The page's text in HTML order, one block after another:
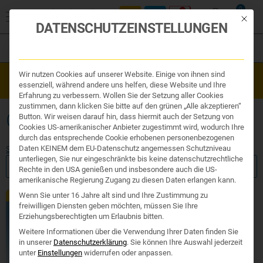
0
Organe & Organ Uhr
Traditionelle Medizin
Nahrungsergänzung
Kosmetik und Hygiene
Ihr Apotheker
Westend Online-Shop: Sicher, schnell und 24/7 für Sie da!
Gratisversand ab €50
GESUNDE HAARE
Start/ Produkte verschlagwortet mit „gesunde Haare“
FILTER ANZEIGEN
Exklusiv
Mit
DATENSCHUTZEINSTELLUNGEN
Wir nutzen Cookies auf unserer Website. Einige von ihnen sind
essenziell, während andere uns helfen, diese Website und Ihre
Erfahrung zu verbessern. Wollen Sie der Setzung aller Cookies
zustimmen, dann klicken Sie bitte auf den grünen „Alle akzeptieren“
Button. Wir weisen darauf hin, dass hiermit auch der Setzung von
Cookies US-amerikanischer Anbieter zugestimmt wird, wodurch Ihre
durch das entsprechende Cookie erhobenen personenbezogenen
Daten KEINEM dem EU-Datenschutz angemessen Schutzniveau
unterliegen, Sie nur eingeschränkte bis keine datenschutzrechtliche
Rechte in den USA genießen und insbesondere auch die US-
amerikanische Regierung Zugang zu diesen Daten erlangen kann.
Wenn Sie unter 16 Jahre alt sind und Ihre Zustimmung zu
freiwilligen Diensten geben möchten, müssen Sie Ihre
Erziehungsberechtigten um Erlaubnis bitten.
Weitere Informationen über die Verwendung Ihrer Daten finden Sie
in unserer Datenschutzerklärung. Sie können Ihre Auswahl jederzeit
unter Einstellungen widerrufen oder anpassen.